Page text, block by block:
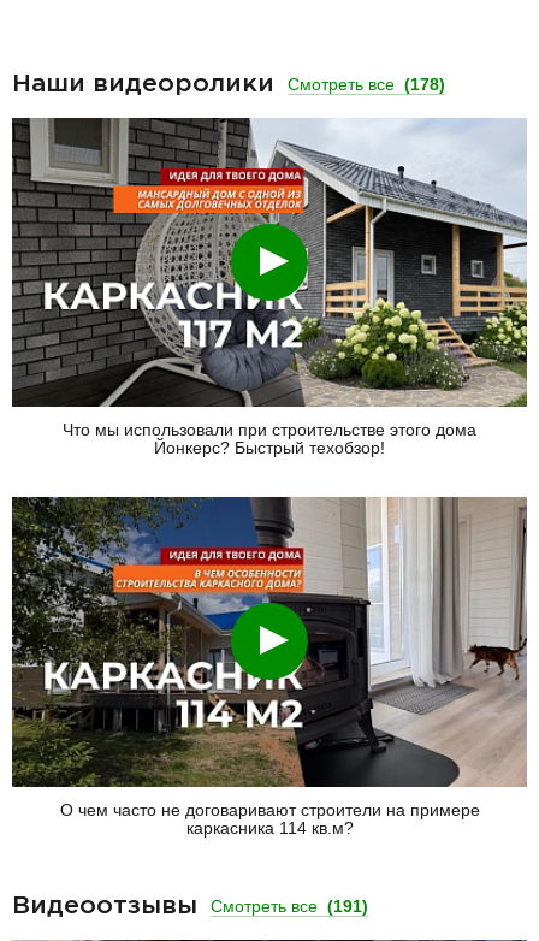
Наши видеоролики Смотреть все (178)
Смотреть
Что мы использовали при строительстве этого дома
Йонкерс? Быстрый техобзор!
Смотреть
О чем часто не договаривают строители на примере
каркасника 114 кв.м?
Видеоотзывы Смотреть все (191)